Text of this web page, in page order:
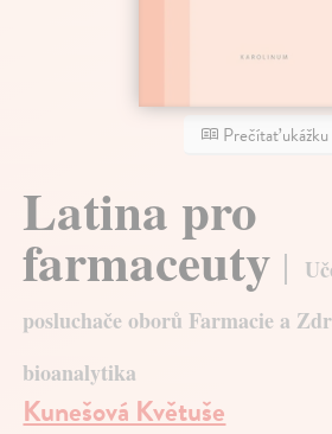
Prečítať ukážku
Latina pro
farmaceuty
posluchače oborů Farmacie a
bioanalytika
Kunešová Květuše